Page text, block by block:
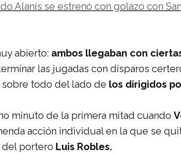
Alanís se estrenó con golazo con
abierto: ambos llegaban con
las jugadas con disparos
todo del lado de los dirigidos
minuto de la primera mitad cuando
acción individual en la que se
del portero Luis Robles.